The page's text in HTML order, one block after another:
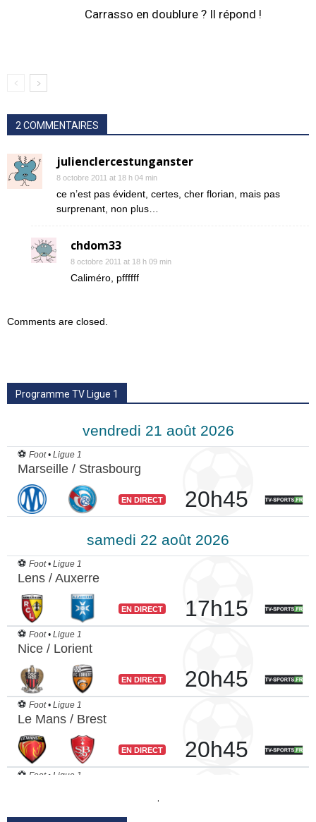
Carrasso en doublure ? Il répond !
2 COMMENTAIRES
julienclercestunganster
8 octobre 2011 at 18 h 04 min
ce n’est pas évident, certes, cher florian, mais pas
surprenant, non plus…
chdom33
8 octobre 2011 at 18 h 09 min
Caliméro, pffffff
Comments are closed.
Programme TV Ligue 1
.